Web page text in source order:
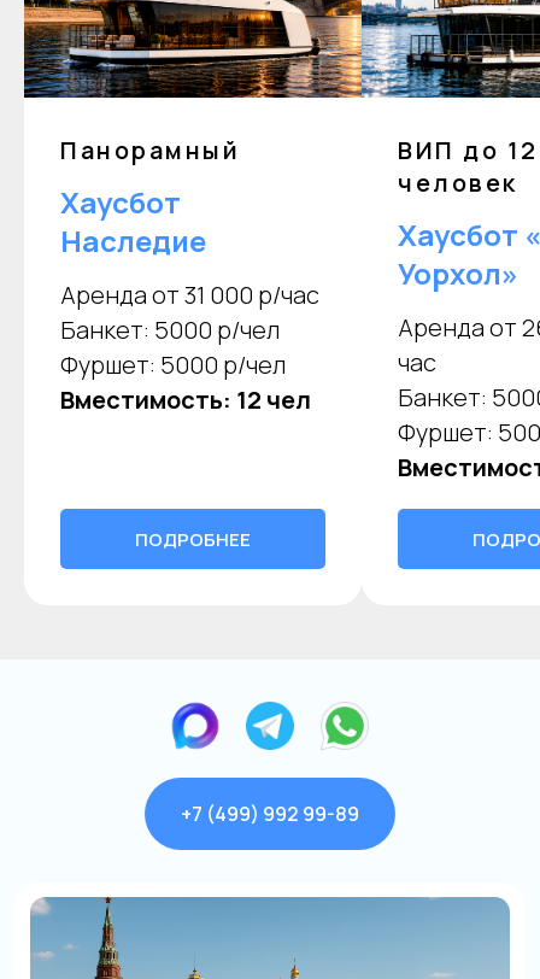
Панорамный
Хаусбот
Наследие
Аренда от 31 000 р/час
Банкет: 5000 р/чел
Фуршет: 5000 р/чел
Вместимость: 12 чел
ПОДРОБНЕЕ
ВИП до 12
человек
Хаусбот
Уорхол»
Аренда от
час
Банкет:
Фуршет:
+7 (499) 992 99-89
Яхта Aurika 1
до 14 человек